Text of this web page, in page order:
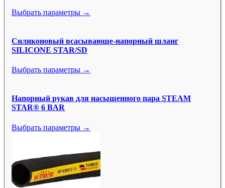
Выбрать параметры →
Силиконовый всасывающе-напорный шланг
SILICONE STAR/SD
Выбрать параметры →
Напорный рукав для насыщенного пара STEAM
STAR® 6 BAR
Выбрать параметры →